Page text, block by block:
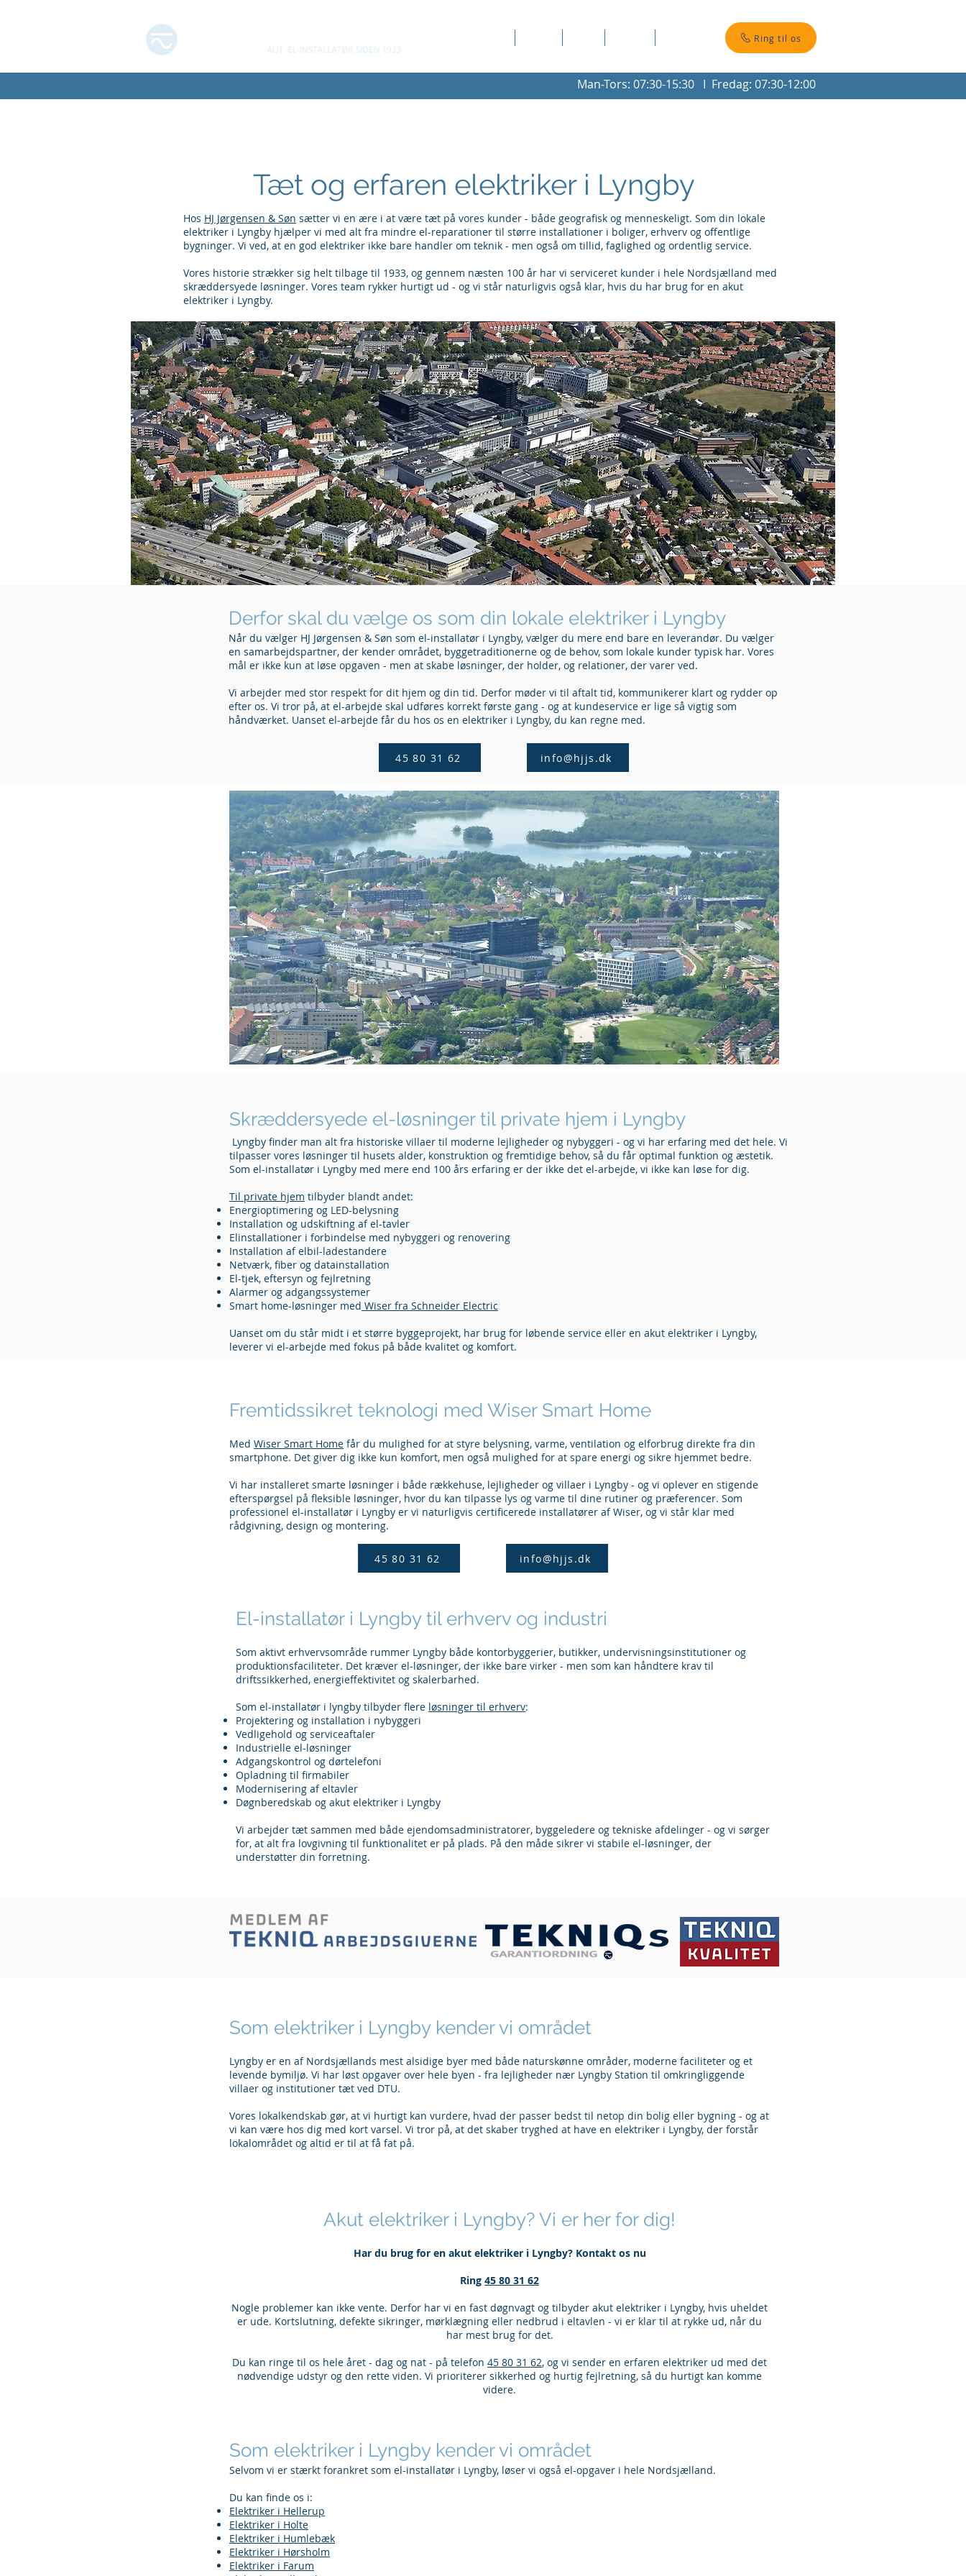
Ring til os
Man-Tors: 07:30-15:30 I Fredag: 07:30-12:00
Hos HJ Jørgensen & Søn sætter vi en ære i at være tæt på vores kunder - både geografisk og menneskeligt. Som din lokale
elektriker i Lyngby hjælper vi med alt fra mindre el-reparationer til større installationer i boliger, erhverv og offentlige
bygninger. Vi ved, at en god elektriker ikke bare handler om teknik - men også om tillid, faglighed og ordentlig service.
Vores historie strækker sig helt tilbage til 1933, og gennem næsten 100 år har vi serviceret kunder i hele Nordsjælland med
skræddersyede løsninger. Vores team rykker hurtigt ud - og vi står naturligvis også klar, hvis du har brug for en akut
elektriker i Lyngby.
Tæt og erfaren elektriker i Lyngby
Derfor skal du vælge os som din lokale elektriker i Lyngby
Når du vælger HJ Jørgensen & Søn som el-installatør i Lyngby, vælger du mere end bare en leverandør. Du vælger
en samarbejdspartner, der kender området, byggetraditionerne og de behov, som lokale kunder typisk har. Vores
mål er ikke kun at løse opgaven - men at skabe løsninger, der holder, og relationer, der varer ved.
Vi arbejder med stor respekt for dit hjem og din tid. Derfor møder vi til aftalt tid, kommunikerer klart og rydder op
efter os. Vi tror på, at el-arbejde skal udføres korrekt første gang - og at kundeservice er lige så vigtig som
håndværket. Uanset el-arbejde får du hos os en elektriker i Lyngby, du kan regne med.
45 80 31 62 info@hjjs.dk
Skræddersyede el-løsninger til private hjem i Lyngby
Lyngby finder man alt fra historiske villaer til moderne lejligheder og nybyggeri - og vi har erfaring med det hele. Vi
tilpasser vores løsninger til husets alder, konstruktion og fremtidige behov, så du får optimal funktion og æstetik.
Som el-installatør i Lyngby med mere end 100 års erfaring er der ikke det el-arbejde, vi ikke kan løse for dig.
Til private hjem tilbyder blandt andet:
Energioptimering og LED-belysning
Installation og udskiftning af el-tavler
Elinstallationer i forbindelse med nybyggeri og renovering
Installation af elbil-ladestandere
Netværk, fiber og datainstallation
El-tjek, eftersyn og fejlretning
Alarmer og adgangssystemer
Smart home-løsninger med Wiser fra Schneider Electric
Uanset om du står midt i et større byggeprojekt, har brug for løbende service eller en akut elektriker i Lyngby,
leverer vi el-arbejde med fokus på både kvalitet og komfort.
Fremtidssikret teknologi med Wiser Smart Home
Med Wiser Smart Home får du mulighed for at styre belysning, varme, ventilation og elforbrug direkte fra din
smartphone. Det giver dig ikke kun komfort, men også mulighed for at spare energi og sikre hjemmet bedre.
Vi har installeret smarte løsninger i både rækkehuse, lejligheder og villaer i Lyngby - og vi oplever en stigende
efterspørgsel på fleksible løsninger, hvor du kan tilpasse lys og varme til dine rutiner og præferencer. Som
professionel el-installatør i Lyngby er vi naturligvis certificerede installatører af Wiser, og vi står klar med
rådgivning, design og montering.
45 80 31 62 info@hjjs.dk
El-installatør i Lyngby til erhverv og industri
Som aktivt erhvervsområde rummer Lyngby både kontorbyggerier, butikker, undervisningsinstitutioner og
produktionsfaciliteter. Det kræver el-løsninger, der ikke bare virker - men som kan håndtere krav til
driftssikkerhed, energieffektivitet og skalerbarhed.
Som el-installatør i lyngby tilbyder flere løsninger til erhverv:
Projektering og installation i nybyggeri
Vedligehold og serviceaftaler
Industrielle el-løsninger
Adgangskontrol og dørtelefoni
Opladning til firmabiler
Modernisering af eltavler
Døgnberedskab og akut elektriker i Lyngby
Vi arbejder tæt sammen med både ejendomsadministratorer, byggeledere og tekniske afdelinger - og vi sørger
for, at alt fra lovgivning til funktionalitet er på plads. På den måde sikrer vi stabile el-løsninger, der
understøtter din forretning.
Som elektriker i Lyngby kender vi området
Lyngby er en af Nordsjællands mest alsidige byer med både naturskønne områder, moderne faciliteter og et
levende bymiljø. Vi har løst opgaver over hele byen - fra lejligheder nær Lyngby Station til omkringliggende
villaer og institutioner tæt ved DTU.
Vores lokalkendskab gør, at vi hurtigt kan vurdere, hvad der passer bedst til netop din bolig eller bygning - og at
vi kan være hos dig med kort varsel. Vi tror på, at det skaber tryghed at have en elektriker i Lyngby, der forstår
lokalområdet og altid er til at få fat på.
Akut elektriker i Lyngby? Vi er her for dig!
Har du brug for en akut elektriker i Lyngby? Kontakt os nu
Ring 45 80 31 62
Nogle problemer kan ikke vente. Derfor har vi en fast døgnvagt og tilbyder akut elektriker i Lyngby, hvis uheldet
er ude. Kortslutning, defekte sikringer, mørklægning eller nedbrud i eltavlen - vi er klar til at rykke ud, når du
har mest brug for det.
Du kan ringe til os hele året - dag og nat - på telefon 45 80 31 62, og vi sender en erfaren elektriker ud med det
nødvendige udstyr og den rette viden. Vi prioriterer sikkerhed og hurtig fejlretning, så du hurtigt kan komme
videre.
Som elektriker i Lyngby kender vi området
Selvom vi er stærkt forankret som el-installatør i Lyngby, løser vi også el-opgaver i hele Nordsjælland.
Du kan finde os i:
Elektriker i Hellerup
Elektriker i Holte
Elektriker i Humlebæk
Elektriker i Hørsholm
Elektriker i Farum